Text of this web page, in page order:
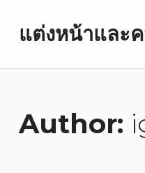
แต่งหน้าและ
Author: